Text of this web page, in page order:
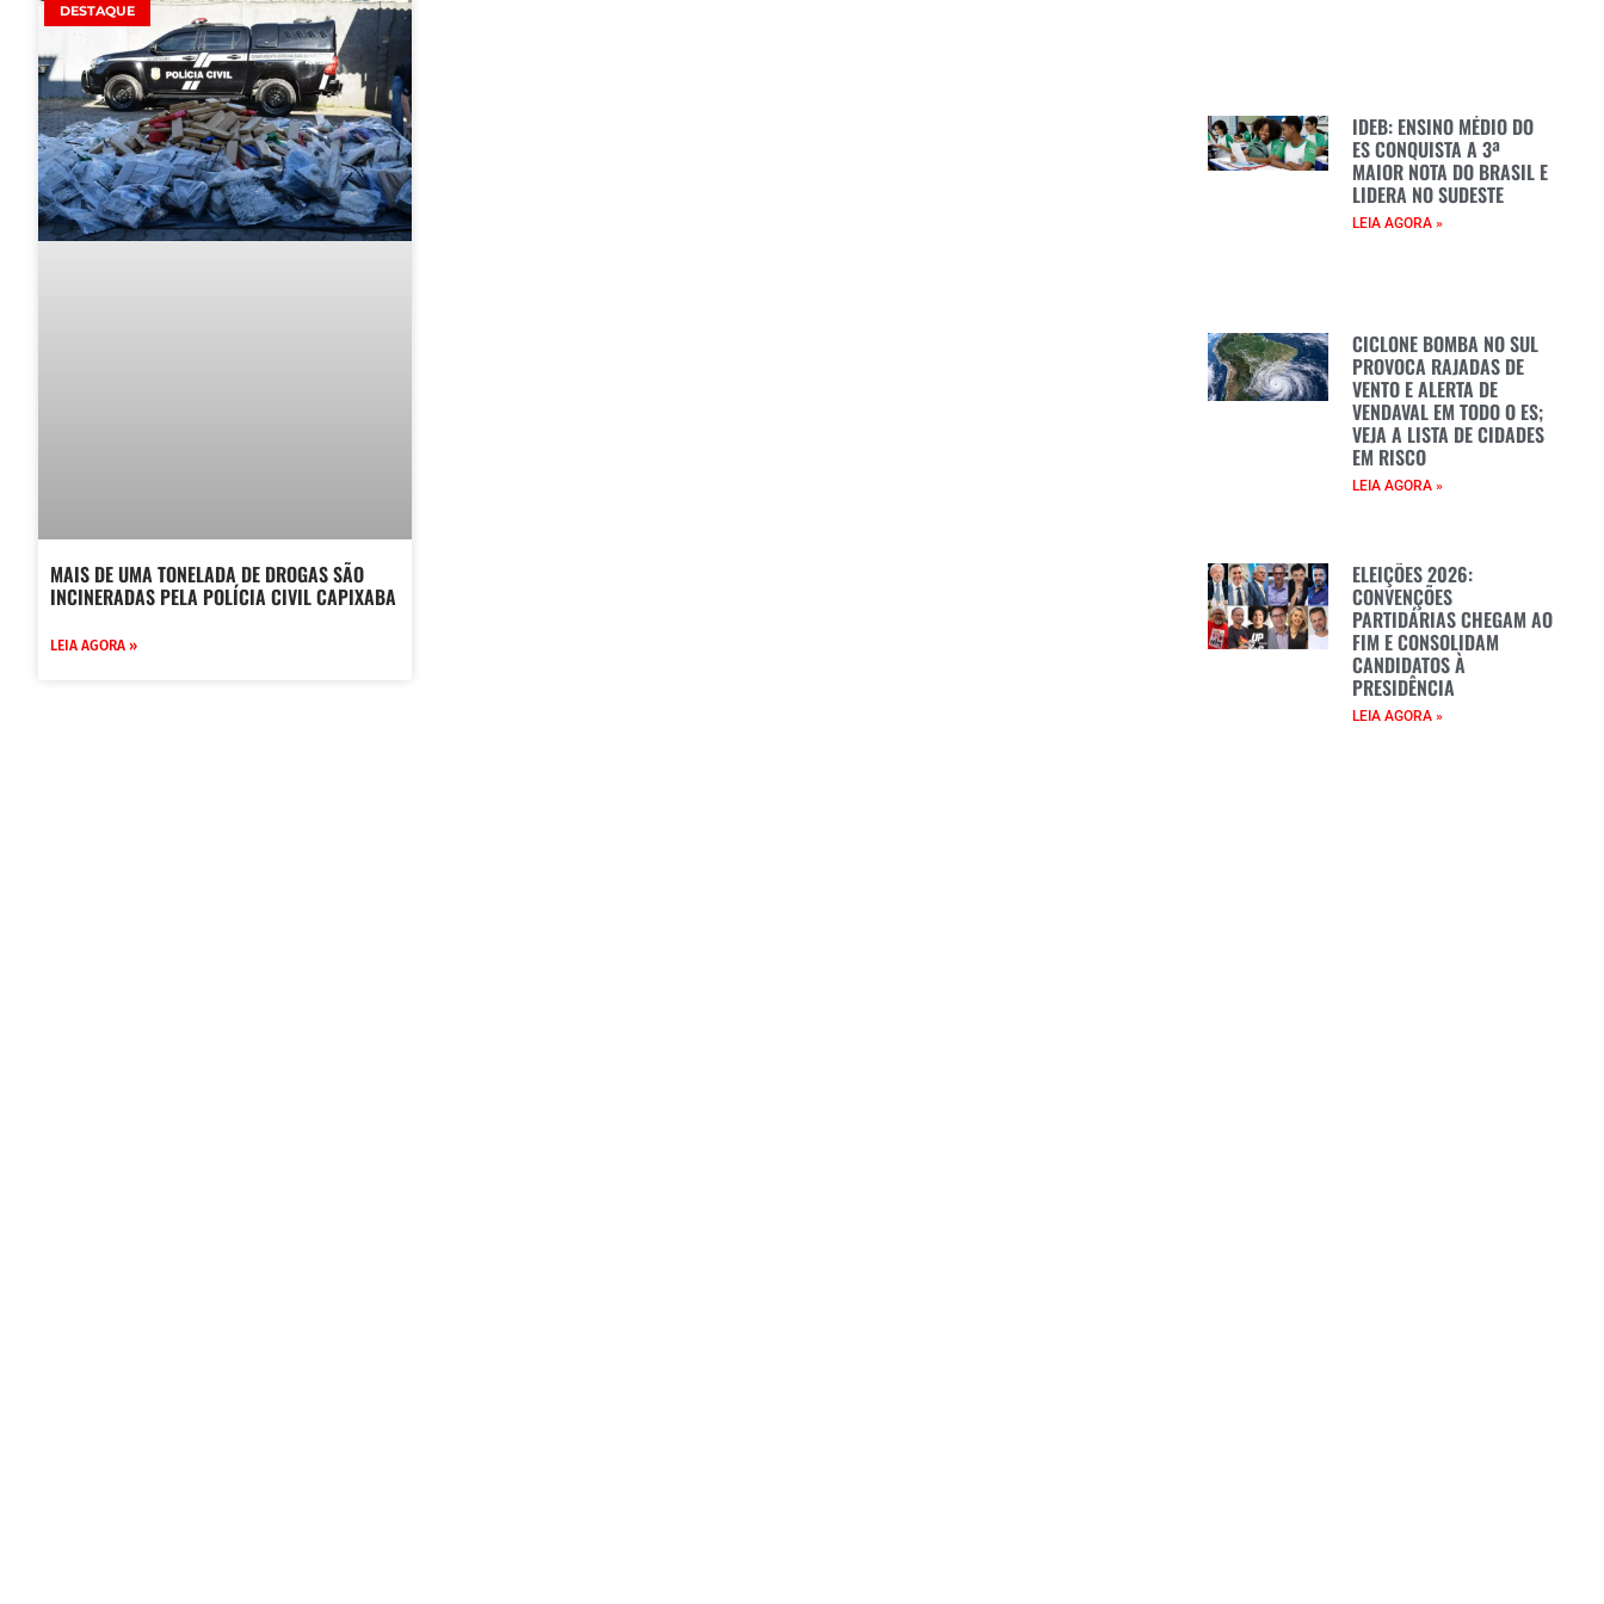
DESTAQUE
MAIS DE UMA TONELADA DE DROGAS SÃO
INCINERADAS PELA POLÍCIA CIVIL CAPIXABA
LEIA AGORA »
IDEB: ENSINO MÉDIO DO
ES CONQUISTA A 3ª
MAIOR NOTA DO BRASIL E
LIDERA NO SUDESTE
LEIA AGORA »
CICLONE BOMBA NO SUL
PROVOCA RAJADAS DE
VENTO E ALERTA DE
VENDAVAL EM TODO O ES;
VEJA A LISTA DE CIDADES
EM RISCO
LEIA AGORA »
ELEIÇÕES 2026:
CONVENÇÕES
PARTIDÁRIAS CHEGAM AO
FIM E CONSOLIDAM
CANDIDATOS À
PRESIDÊNCIA
LEIA AGORA »